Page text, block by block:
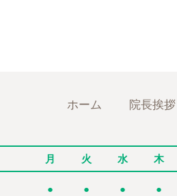
ホーム 院長挨拶
月 火 水 木
● ● ● ●